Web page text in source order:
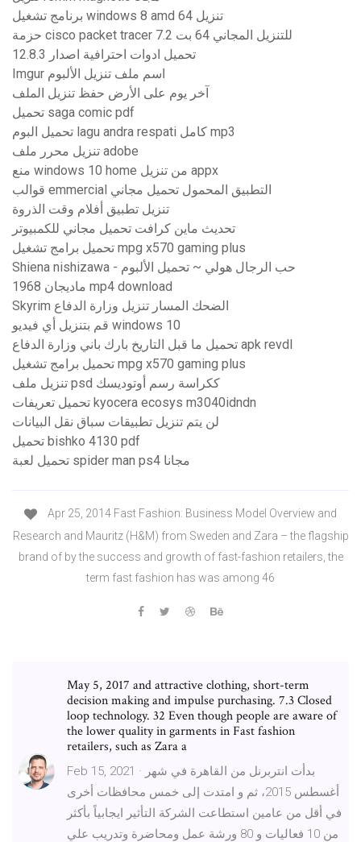
برنامج تشغيل windows 8 amd تنزيل 64
حزمة cisco packet tracer 7.2 للتنزيل المجاني 64 بت
تحميل ادوات احترافية اصدار 12.8.3
Imgur اسم ملف تنزيل الألبوم
آخر يوم على الأرض حفظ تنزيل الملف
تحميل saga comic pdf
تحميل البوم lagu andra respati كامل mp3
تنزيل محرر ملف adobe
منع windows 10 home من تنزيل appx
قوالب emmercial التطبيق المحمول تحميل مجاني
تنزيل تطبيق أفلام وقت الذروة
تحديث ماين كرافت تحميل مجاني للكمبيوتر
تحميل برامج تشغيل mpg x570 gaming plus
Shiena nishizawa - حب الرجال هولي ~ تحميل الألبوم
ماديجان 1968 mp4 download
Skyrim الضحك المسار تنزيل وزارة الدفاع
قم بتنزيل أي فيديو windows 10
تحميل ما قبل التاريخ بارك باني وزارة الدفاع apk revdl
تحميل برامج تشغيل mpg x570 gaming plus
تنزيل ملف psd ككراسة رسم أوتوديسك
تحميل تعريفات kyocera ecosys m3040idndn
لن يتم تنزيل تطبيقات سباق نقل البيانات
تحميل bishko 4130 pdf
تحميل لعبة spider man ps4 مجانا
Apr 25, 2014 Fast Fashion: Business Model Overview and
Research and Mauritz (H&M) from Sweden and Zara – the flagship
brand of by the success and growth of fast-fashion retailers, the
term fast fashion has was among 46
May 5, 2017 and attractive clothing, short-term
decision making and impulse purchasing. 7.3 Closed
loop technology. 32 Even though people are aware of
the lower quality in garments in Fast fashion
retailers, such as Zara a
Feb 15, 2021 · بدأت انتربرنل من القاهرة في شهر
أغسطس 2015، ثم و امتدت إلى خمس محافظات أخرى
في أقل من عامين استطاعت الشركة التأثير ايجابياً بأكثر
من 10 فعاليات و 80 ورشة عمل ومحاضرة وتدريب علي